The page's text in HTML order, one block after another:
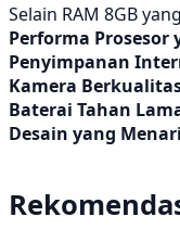
Selain RAM 8GB
Performa Prosesor
Penyimpanan
Kamera
Baterai Tahan
Desain yang